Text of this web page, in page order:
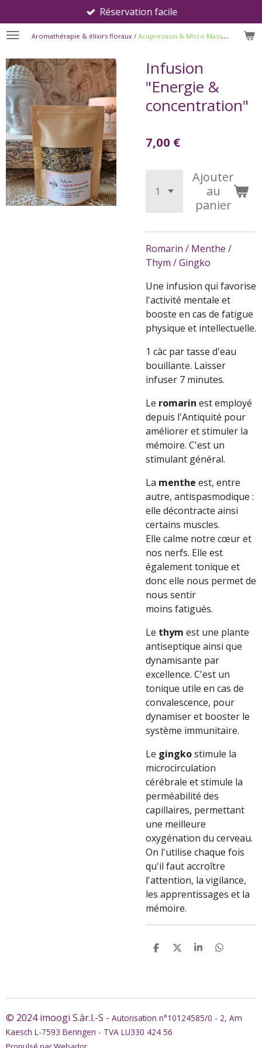
au
contenuAromathérapie & élixirs floraux / Acupression & Micro Massages®
Réservation facile
Infusion
"Energie &
concentration"
7,00 €
Ajouter
au
panier
Romarin / Menthe /
Thym / Gingko
Une infusion qui favorise
l'activité mentale et
booste en cas de fatigue
physique et intellectuelle.
1 càc par tasse d'eau
bouillante. Laisser
infuser 7 minutes.
Le romarin est employé
depuis l'Antiquité pour
améliorer et stimuler la
mémoire. C'est un
stimulant général.
La menthe est, entre
autre, antispasmodique :
elle décontracte ainsi
certains muscles.
Elle calme notre cœur et
nos nerfs. Elle est
également tonique et
donc elle nous permet de
nous sentir
moins fatigués.
Le thym est une plante
antiseptique ainsi que
dynamisante par
excellence. C'est un
tonique utile en cas de
convalescence, pour
dynamiser et booster le
système immunitaire.
Le gingkostimule la
microcirculation
cérébrale et stimule la
perméabilité des
capillaires, permettant
une meilleure
oxygénation du cerveau.
On l'utilise chaque fois
qu'il faut accroître
l'attention, la vigilance,
les apprentissages et la
mémoire.
P
g
r
P
g
r
P
g
r
P
g
r
© 2024 imoogi S.àr.l.-S - Autorisation n°10124585/0 - 2, Am
Kaesch L-7593 Beringen - TVA LU330 424 56